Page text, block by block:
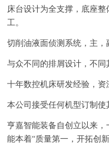
床台设计为全支撑，底座
工。
切削油液面侦测系统，主
与众不同的排屑设计，不
十年数控机床研发经验，
本公司接受任何机型订制
亨嘉智能装备自创立以来
能本着“质量第一，开拓创